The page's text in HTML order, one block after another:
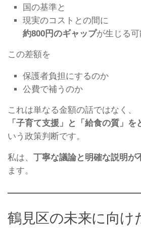
国の基準と
現実のコストとの間に
約800円のギャップが生じる可
この差額を
保護者負担にするのか
公費で補うのか
これは単なる金額の話ではなく、
「子育て支援」と「給食の質」
いう政策判断です。
私は、 丁寧な議論と明確な説明が
ます。
鶴見区の未来に向け